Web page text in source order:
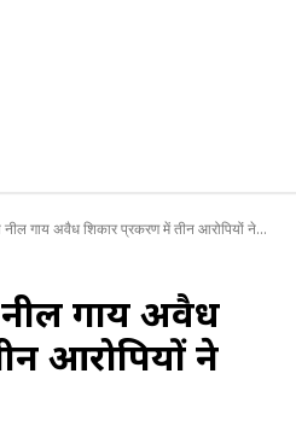
नील गाय अवैध शिकार प्रकरण में तीन आरोपियों ने...
गाय अवैध
आरोपियों ने